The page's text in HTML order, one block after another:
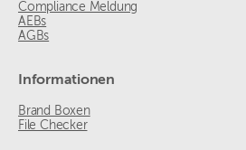
Compliance Meldung
AEBs
AGBs
Informationen
Brand Boxen
File Checker